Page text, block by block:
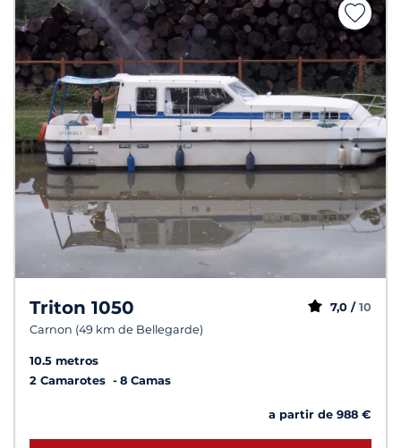
Triton 1050
Carnon (49 km de Bellegarde)
7,0 / 10
10.5 metros
2 Camarotes
8 Camas
a partir de 988 €